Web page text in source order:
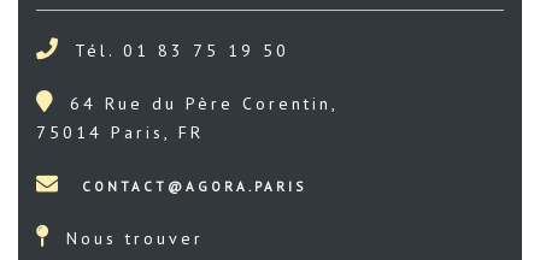
Tél. 01 83 75 19 50
64 Rue du Père Corentin,
75014 Paris, FR
Nous trouver